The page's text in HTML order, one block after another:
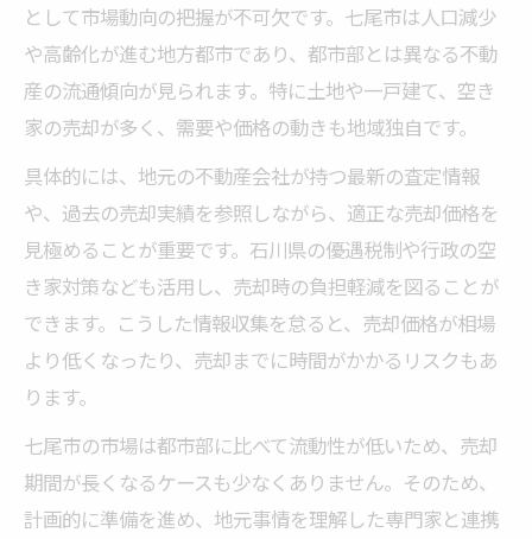
七尾市特有の不動産売却タイミングの見極
め
高値売却を実現するための準備と工夫
購入希望者に響く不動産売却のアピール術
資産価値を引き出す不動産売却の改善策
失敗しない不動産売却の考え方とは
不動産売却で失敗しないための心構え
事前準備が重要な不動産売却のポイント
売却計画に必要な不動産売却の視点
信頼できる専門家と進める不動産売却
地域特性を踏まえた売却戦略の重要性
七尾市の地域特性を活用した不動産売却
として市場動向の把握が不可欠です。七尾市は人口減少
や高齢化が進む地方都市であり、都市部とは異なる不動
産の流通傾向が見られます。特に土地や一戸建て、空き
家の売却が多く、需要や価格の動きも地域独自です。
具体的には、地元の不動産会社が持つ最新の査定情報
や、過去の売却実績を参照しながら、適正な売却価格を
見極めることが重要です。石川県の優遇税制や行政の空
き家対策なども活用し、売却時の負担軽減を図ることが
できます。こうした情報収集を怠ると、売却価格が相場
より低くなったり、売却までに時間がかかるリスクもあ
ります。
七尾市の市場は都市部に比べて流動性が低いため、売却
期間が長くなるケースも少なくありません。そのため、
計画的に準備を進め、地元事情を理解した専門家と連携